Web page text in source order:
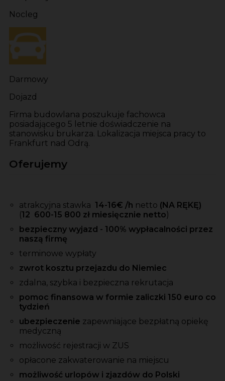
Nocleg
Darmowy
Dojazd
Firma budowlana poszukuje fachowca
posiadającego 5 letnie doświadczenie na
stanowisku brukarza. Lokalizacja miejsca pracy to
Frankfurt nad Odrą.
Oferujemy
atrakcyjna stawka 14-16€ /h netto (NA RĘKĘ)
(12 600-15 800 zł miesięcznie netto)
bezpieczny wyjazd - 100% wypłacalności przez
naszą firmę
terminowe wypłaty
zwrot kosztu przejazdu do Niemiec
zdalna, szybka i bezpieczna rekrutacja
pomoc finansowa w formie zaliczki 150 euro co
tydzień
ubezpieczenie zapewniające bezpłatną opiekę
medyczną
możliwość rejestracji w ZUS
opłacone zakwaterowanie na miejscu
możliwość urlopów i zjazdów do Polski